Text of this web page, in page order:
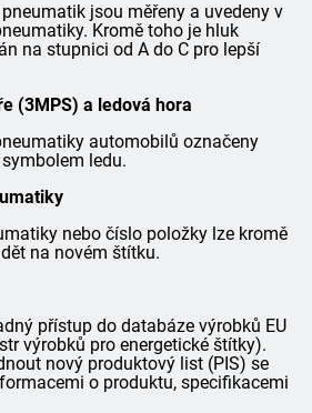
jsou měřeny a uvedeny v
Kromě toho je hluk
na stupnici od A do C pro lepší
(3MPS) a ledová hora
automobilů označeny
ledu.
nebo číslo položky lze kromě
na novém štítku.
přístup do databáze výrobků EU
výrobků pro energetické štítky).
nový produktový list (PIS) se
o produktu, specifikacemi